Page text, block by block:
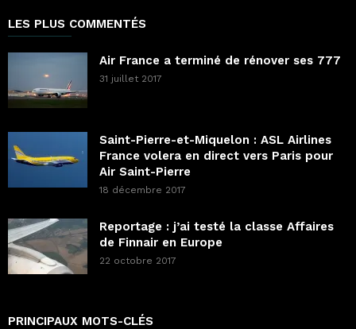
LES PLUS COMMENTÉS
Air France a terminé de rénover ses 777
31 juillet 2017
Saint-Pierre-et-Miquelon : ASL Airlines
France volera en direct vers Paris pour
Air Saint-Pierre
18 décembre 2017
Reportage : j’ai testé la classe Affaires
de Finnair en Europe
22 octobre 2017
PRINCIPAUX MOTS-CLÉS